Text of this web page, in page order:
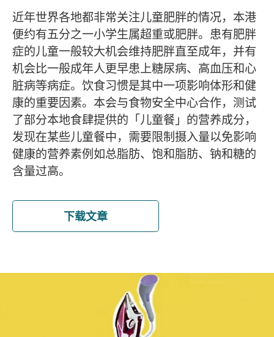
近年世界各地都非常关注儿童肥胖的情况，本港
便约有五分之一小学生属超重或肥胖。患有肥胖
症的儿童一般较大机会维持肥胖直至成年，并有
机会比一般成年人更早患上糖尿病、高血压和心
脏病等病症。饮食习惯是其中一项影响体形和健
康的重要因素。本会与食物安全中心合作，测试
了部分本地食肆提供的「儿童餐」的营养成分，
发现在某些儿童餐中，需要限制摄入量以免影响
健康的营养素例如总脂肪、饱和脂肪、钠和糖的
含量过高。
下载文章